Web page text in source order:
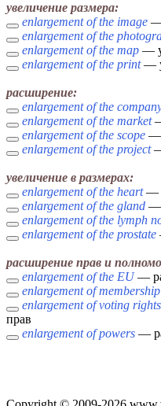
увеличение размера:
enlargement of the image —
enlargement of the
enlargement of the map —
enlargement of the print—
расширение:
enlargement of the
enlargement of the market—
enlargement of the scope —
enlargement of the project—
увеличение в размерах:
enlargement of the heart—
enlargement of the gland —
enlargement of the lymph
enlargement of the prostate
расширение прав и
enlargement of the EU—
enlargement of membership
enlargement of voting rights
прав
enlargement of powers —